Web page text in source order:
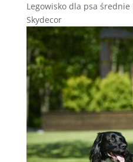
Legowisko dla psa średnie
Skydecor